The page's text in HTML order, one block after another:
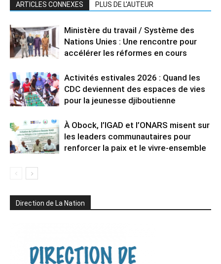
ARTICLES CONNEXES PLUS DE L'AUTEUR
Ministère du travail / Système des
Nations Unies : Une rencontre pour
accélérer les réformes en cours
Activités estivales 2026 : Quand les
CDC deviennent des espaces de vies
pour la jeunesse djiboutienne
À Obock, l’IGAD et l’ONARS misent sur
les leaders communautaires pour
renforcer la paix et le vivre-ensemble
Direction de La Nation